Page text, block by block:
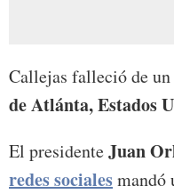
Callejas falleció de
de Atlánta, Estados
El presidenteJuan
redes socialesmandó